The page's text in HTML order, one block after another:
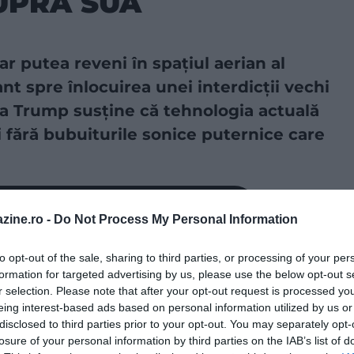
- Do Not Process My Personal Information
opt-out of the sale, sharing to third parties, or processing of your
for targeted advertising by us, please use the below opt-out
selection. Please note that after your opt-out request is processed
interest-based ads based on personal information utilized by us
to third parties prior to your opt-out. You may separately
of your personal information by third parties on the IAB’s list of
putea reveni în spațiul aerian al
spre înlocuirea unei interdicții vechi
Trump susține că tehnologia actuală
bubuiturile sonice puternice care
preferată în Căutarea Google!
zborurile civile cu viteză supersonică
de undele de șoc. FAA propune acum înlocuirea
depăși Mach 1 numaidacă impactul undei de
de reglementare a FAA vine după ordinul
iunie 2025. Acesta a cerut FAA să inițieze
supersonice deasupra teritoriului SUA, să